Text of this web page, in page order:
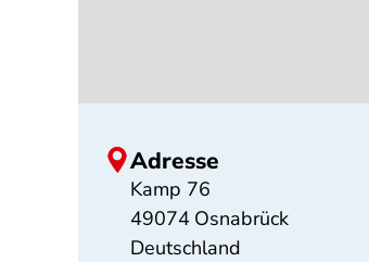
Adresse
Kamp 76
49074 Osnabrück
Deutschland